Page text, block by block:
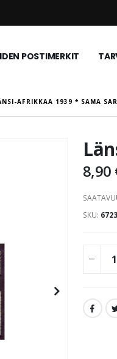
POSTIMERKIT
AFRIKKAA 1939 * SAMA
8,90
SKU 6723